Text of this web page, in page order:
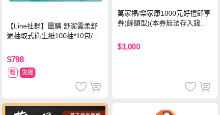
【Line社群】團購 舒潔雲柔舒
適抽取式衛生紙100抽*10包/6
$798
贈 免運
萬家福/樂家康1000元好禮即享
券(餘額型)(本券無法存入錢包
$1,000